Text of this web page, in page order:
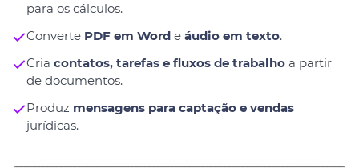
para os cálculos.
Converte PDF em Worde áudio em texto.
Cria contatos, tarefas e fluxos de trabalhoa partir
de documentos.
Produz mensagens para captação e vendas
jurídicas.